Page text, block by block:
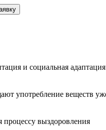
и социальная адаптация
употребление веществ
выздоровления